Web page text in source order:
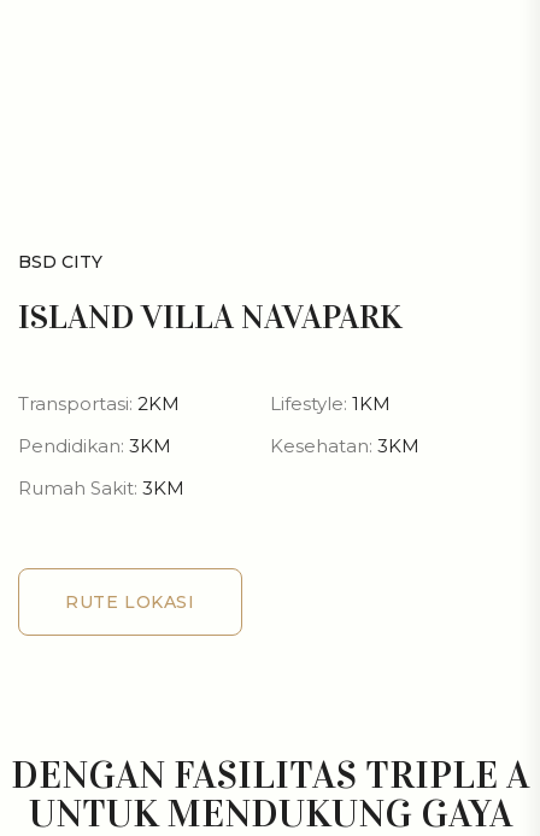
BSD CITY
ISLAND VILLA NAVAPARK
Transportasi: 2KM Lifestyle: 1KM
Pendidikan: 3KM Kesehatan: 3KM
Rumah Sakit: 3KM
RUTE LOKASI
RUTE LOKASI
DENGAN FASILITAS TRIPLE A
UNTUK MENDUKUNG GAYA